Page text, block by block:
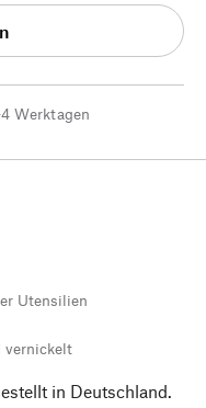
Werktagen
Utensilien
vernickelt
in Deutschland.